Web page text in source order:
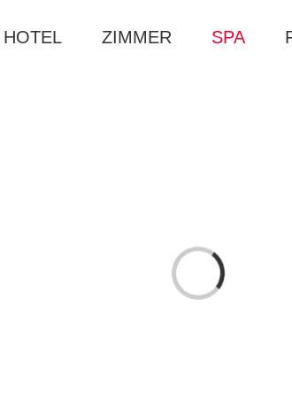
HOTEL ZIMMER SPA
Loading...